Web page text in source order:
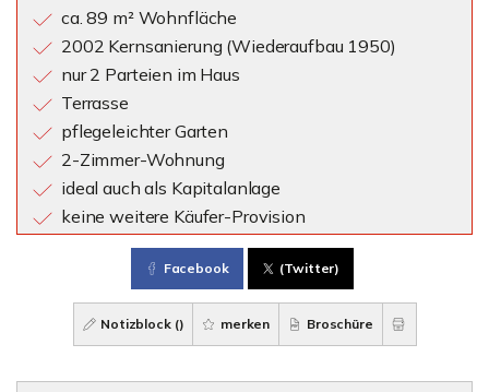
ca. 89 m² Wohnfläche
2002 Kernsanierung (Wiederaufbau 1950)
nur 2 Parteien im Haus
Terrasse
pflegeleichter Garten
2-Zimmer-Wohnung
ideal auch als Kapitalanlage
keine weitere Käufer-Provision
Facebook (Twitter)
Notizblock () merken Broschüre